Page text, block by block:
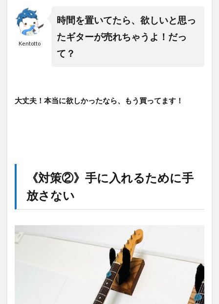
Kentotto
時間を置いてたら、欲しいと思っ
たギターが売れちゃうよ！だっ
て？
大丈夫！本当に欲しかったなら、もう買ってます！
《対策②》手に入れるために手
放さない